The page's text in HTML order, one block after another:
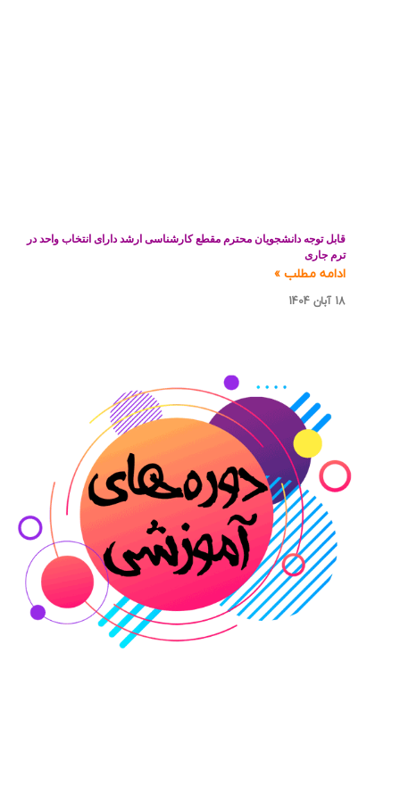
قابل توجه دانشجویان محترم مقطع کارشناسی ارشد دارای انتخاب واحد در
ترم جاری
ادامه مطلب »
18 آبان 1404